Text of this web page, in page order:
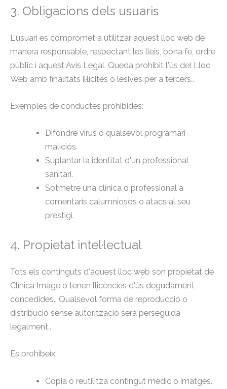
3. Obligacions dels usuaris
L'usuari es compromet a utilitzar aquest lloc web de
manera responsable, respectant les lleis, bona fe, ordre
públic i aquest Avís Legal. Queda prohibit l'ús del Lloc
Web amb finalitats il·lícites o lesives per a tercers..
Exemples de conductes prohibides:
Difondre virus o qualsevol programari
maliciós.
Suplantar la identitat d'un professional
sanitari.
Sotmetre una clínica o professional a
comentaris calumniosos o atacs al seu
prestigi.
4. Propietat intel·lectual
Tots els continguts d'aquest lloc web són propietat de
Clínica Image o tenen llicències d'ús degudament
concedides.. Qualsevol forma de reproducció o
distribució sense autorització serà perseguida
legalment..
Es prohibeix:
Copia o reutilitza contingut mèdic o imatges.